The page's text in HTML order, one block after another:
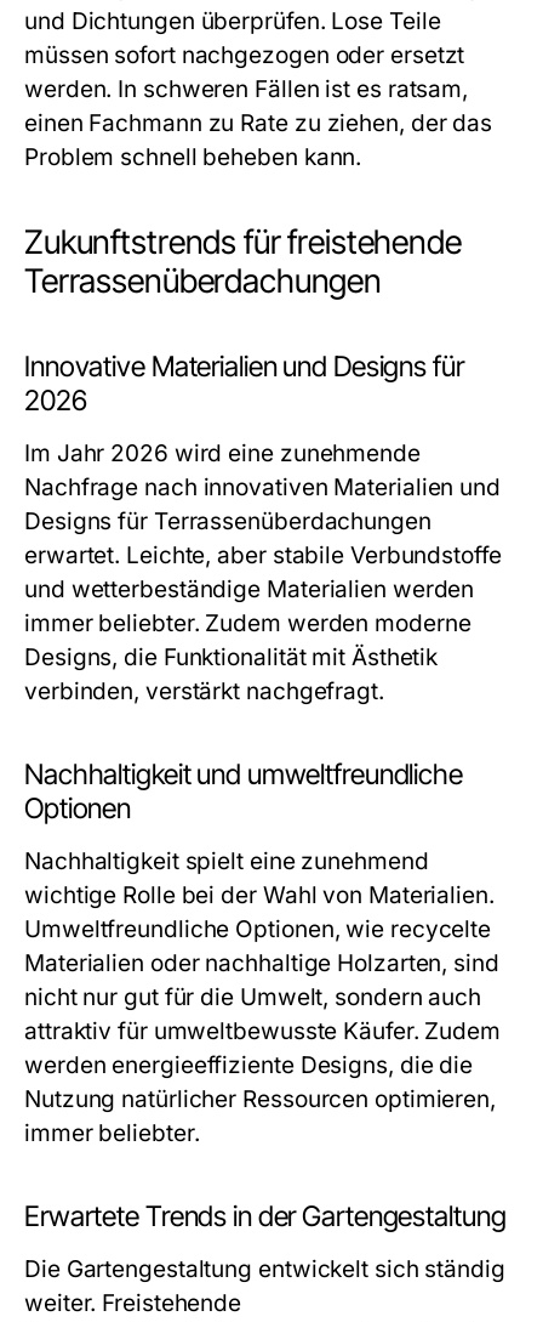
und Dichtungen überprüfen. Lose Teile
müssen sofort nachgezogen oder ersetzt
werden. In schweren Fällen ist es ratsam,
einen Fachmann zu Rate zu ziehen, der das
Problem schnell beheben kann.
Zukunftstrends für freistehende
Terrassenüberdachungen
Innovative Materialien und Designs für
2026
Im Jahr 2026 wird eine zunehmende
Nachfrage nach innovativen Materialien und
Designs für Terrassenüberdachungen
erwartet. Leichte, aber stabile Verbundstoffe
und wetterbeständige Materialien werden
immer beliebter. Zudem werden moderne
Designs, die Funktionalität mit Ästhetik
verbinden, verstärkt nachgefragt.
Nachhaltigkeit und umweltfreundliche
Optionen
Nachhaltigkeit spielt eine zunehmend
wichtige Rolle bei der Wahl von Materialien.
Umweltfreundliche Optionen, wie recycelte
Materialien oder nachhaltige Holzarten, sind
nicht nur gut für die Umwelt, sondern auch
attraktiv für umweltbewusste Käufer. Zudem
werden energieeffiziente Designs, die die
Nutzung natürlicher Ressourcen optimieren,
immer beliebter.
Erwartete Trends in der Gartengestaltung
Die Gartengestaltung entwickelt sich ständig
weiter. Freistehende